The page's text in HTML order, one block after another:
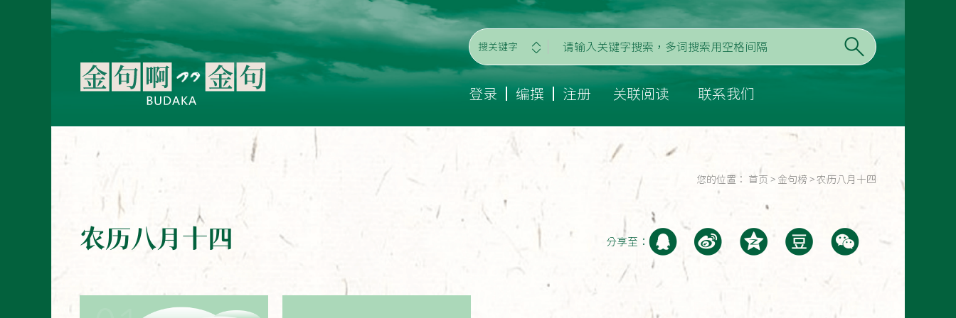
搜关键字
登录 编撰 注册 关联阅读 联系我们
您的位置： 首页 > 金句榜 > 农历八月十四
农历八月十四 分享至：